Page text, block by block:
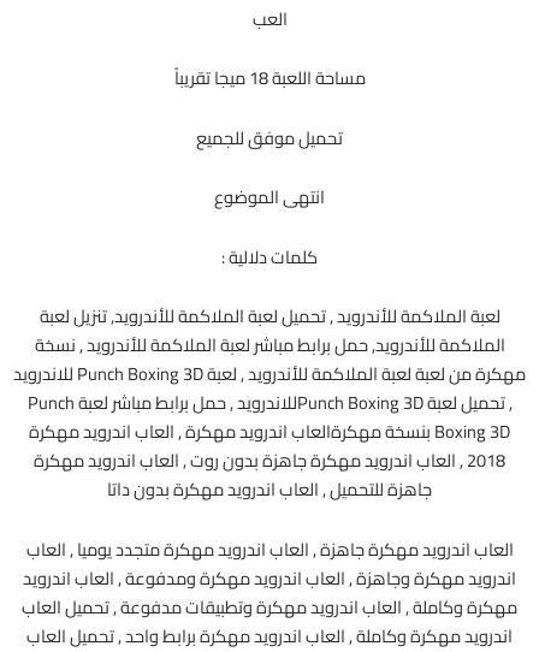
العب
مساحة اللعبة 18 ميجا تقريباً
تحميل موفق للجميع
انتهى الموضوع
كلمات دلالية :
لعبة الملاكمة للأندرويد , تحميل لعبة الملاكمة للأندرويد, تنزيل لعبة
الملاكمة للأندرويد, حمل برابط مباشر لعبة الملاكمة للأندرويد , نسخة
مهكرة من لعبة لعبة الملاكمة للأندرويد , لعبة Punch Boxing 3D للاندرويد
, تحميل لعبة Punch Boxing 3Dللاندرويد , حمل برابط مباشر لعبة Punch
Boxing 3D بنسخة مهكرةالعاب اندرويد مهكرة , العاب اندرويد مهكرة
2018 , العاب اندرويد مهكرة جاهزة بدون روت , العاب اندرويد مهكرة
جاهزة للتحميل , العاب اندرويد مهكرة بدون داتا
العاب اندرويد مهكرة جاهزة , العاب اندرويد مهكرة متجدد يوميا , العاب
اندرويد مهكرة وجاهزة , العاب اندرويد مهكرة ومدفوعة , العاب اندرويد
مهكرة وكاملة , العاب اندرويد مهكرة وتطبيقات مدفوعة , تحميل العاب
اندرويد مهكرة وكاملة , العاب اندرويد مهكرة برابط واحد , تحميل العاب